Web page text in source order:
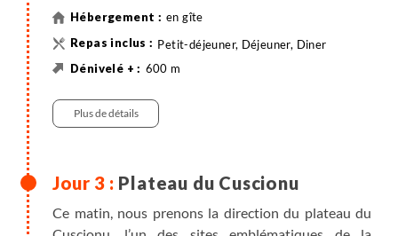
en gîte
Petit-déjeuner, Déjeuner, Diner
600 m
Randonnée
Plus de détails
Plateau du Cuscionu
Ce matin, nous prenons la direction du plateau du